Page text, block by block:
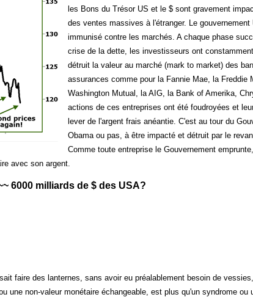
les Bons du Trésor US et le $ sont gravement
des ventes massives à l'étranger. Le gouvernement
immunisé contre les marchés. A chaque phase
crise de la dette, les investisseurs ont
détruit la valeur au marché (mark to market) des
assurances comme pour la Fannie Mae, la Freddie
Washington Mutual, la AIG, la Bank of Amerika,
actions de ces entreprises ont été foudroyées et
lever de l'argent frais anéantie. C'est au tour du
Obama ou pas, à être impacté et détruit par le
Comme toute entreprise le Gouvernement
avec son argent.
6000 milliards de $ des USA?
sait faire des lanternes, sans avoir eu préalablement besoin de
une non-valeur monétaire échangeable, est plus qu'un syndrome